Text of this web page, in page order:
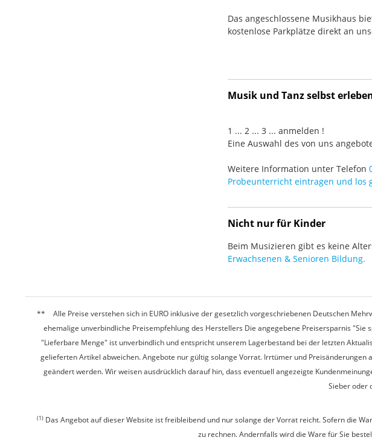
Das angeschlossene Musikhaus
kostenlose Parkplätze direkt an
Musik und Tanz selbst
1 ... 2 ... 3 ... anmelden !
Eine Auswahl des von uns
Weitere Information unter Telefon
Probeunterricht eintragen und los
Nicht nur für Kinder
Beim Musizieren gibt es keine
Erwachsenen & Senioren Bildung.
Alle Preise verstehen sich in EURO inklusive der gesetzlich vorgeschriebenen Deutschen
ehemalige unverbindliche Preisempfehlung des Herstellers Die angegebene Preisersparnis
"Lieferbare Menge" ist unverbindlich und entspricht unserem Lagerbestand bei der letzten
gelieferten Artikel abweichen. Angebote nur gültig solange Vorrat. Irrtümer und
geändert werden. Wir weisen ausdrücklich darauf hin, dass eventuell angezeigte
Sieber oder
(1) Das Angebot auf dieser Website ist freibleibend und nur solange der Vorrat reicht. Sofern die
zu rechnen. Andernfalls wird die Ware für Sie